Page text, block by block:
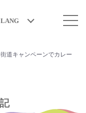
LANG
道キャンペーンでカレー